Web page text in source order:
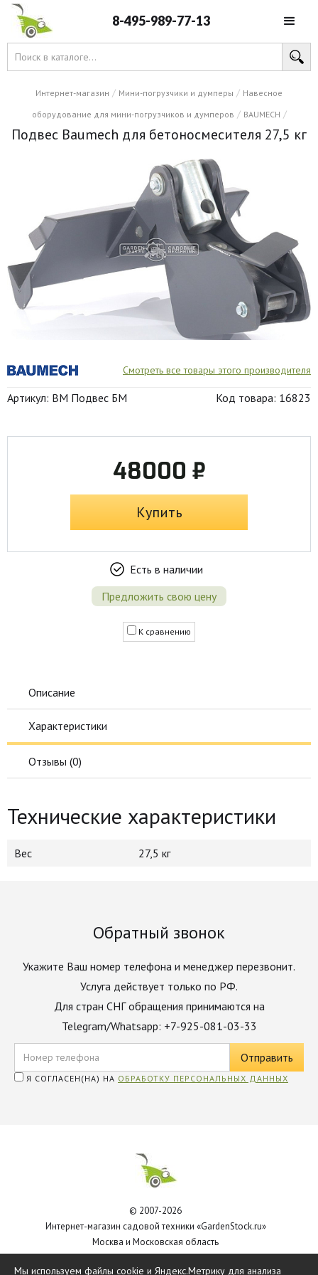
8-495-989-77-13
Интернет-магазин / Мини-погрузчики и думперы / Навесное
оборудование для мини-погрузчиков и думперов / BAUMECH /
Подвес Baumech для бетоносмесителя 27,5 кг
Смотреть все товары этого производителя
Артикул: BM Подвес БМ Код товара: 16823
48000 ₽
Купить
Есть в наличии
Предложить свою цену
К сравнению
Описание
Характеристики
Отзывы (0)
Технические характеристики
Вес 27,5 кг
Обратный звонок
Укажите Ваш номер телефона и менеджер перезвонит.
Услуга действует только по РФ.
Для стран СНГ обращения принимаются на
Telegram/Whatsapp: +7-925-081-03-33
Я СОГЛАСЕН(НА) НА ОБРАБОТКУ ПЕРСОНАЛЬНЫХ ДАННЫХ
© 2007-2026
Интернет-магазин садовой техники «GardenStock.ru»
Москва и Московская область
Мы используем файлы cookie и Яндекс.Метрику для анализа